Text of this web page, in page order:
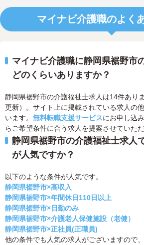
マイナビ介護職のよく
マイナビ介護職に静岡県裾野市
どのくらいありますか？
静岡県裾野市の介護福祉士求人は14件あり
更新）。サイト上に掲載されている求人の
います。 無料転職支援サービスにお申し込
らご希望条件に合う求人を提案させていただ
静岡県裾野市の介護福祉士求人
が人気ですか？
以下のような条件が人気です。
静岡県裾野市×高収入
静岡県裾野市×年間休日110日以上
静岡県裾野市×日勤のみ
静岡県裾野市×介護老人保健施設（老健）
静岡県裾野市×正社員(正職員)
他の条件でも人気の求人がございますので